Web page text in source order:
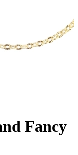
Fancy